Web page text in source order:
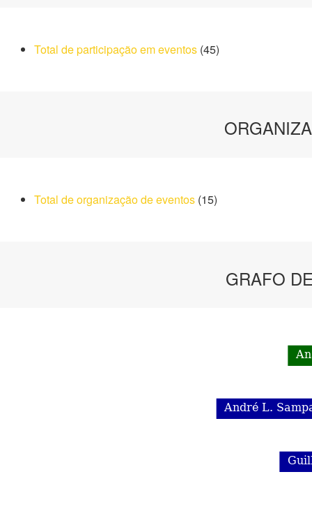
Total de participação em eventos (45)
Total de organização de eventos (15)
GRAFO